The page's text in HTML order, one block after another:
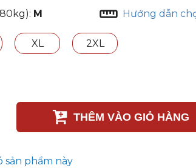
M Hướng dẫn
XL 2XL
THÊM VÀO GIỎ HÀNG
sản phẩm này